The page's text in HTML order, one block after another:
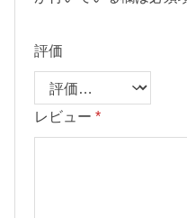
評価
レビュー *